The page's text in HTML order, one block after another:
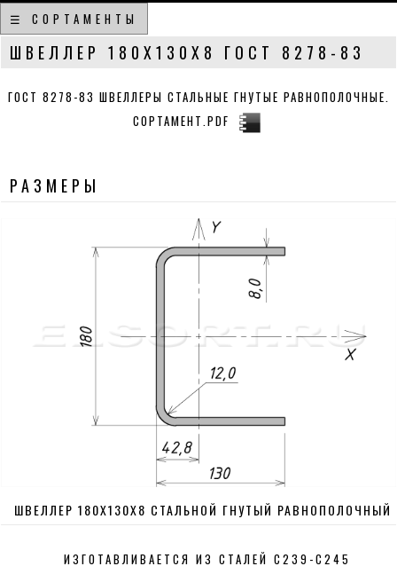
☰ СОРТАМЕНТЫ
ШВЕЛЛЕР 180Х130Х8 ГОСТ 8278-83
ГОСТ 8278-83 ШВЕЛЛЕРЫ СТАЛЬНЫЕ ГНУТЫЕ РАВНОПОЛОЧНЫЕ.
СОРТАМЕНТ.PDF
РАЗМЕРЫ
ШВЕЛЛЕР 180Х130Х8 СТАЛЬНОЙ ГНУТЫЙ РАВНОПОЛОЧНЫЙ
ИЗГОТАВЛИВАЕТСЯ ИЗ СТАЛЕЙ С239-С245